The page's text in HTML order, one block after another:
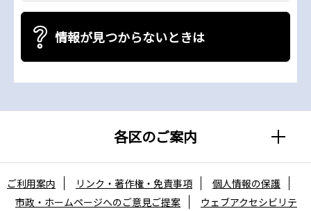
情報が見つからないときは
各区のご案内
ご利用案内 リンク・著作権・免責事項
個人情報の保護
市政・ホームページへのご意見ご提案
ウェブアクセシビリテ